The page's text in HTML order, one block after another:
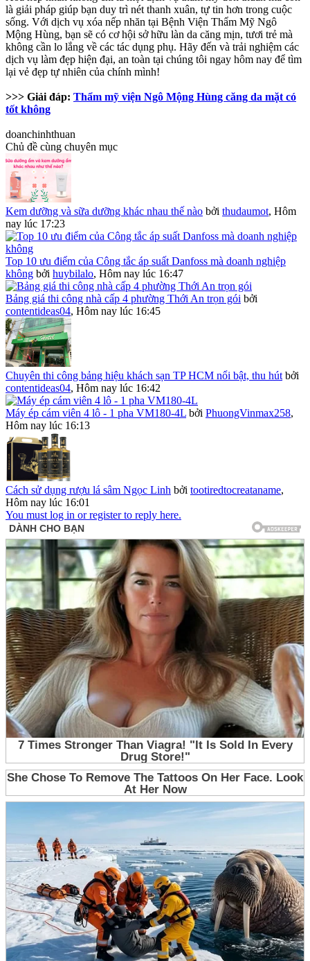
là giải pháp giúp bạn duy trì nét thanh xuân, tự tin hơn trong cuộc
sống. Với dịch vụ xóa nếp nhăn tại Bệnh Viện Thẩm Mỹ Ngô
Mộng Hùng, bạn sẽ có cơ hội sở hữu làn da căng mịn, tươi trẻ mà
không cần lo lắng về các tác dụng phụ. Hãy đến và trải nghiệm các
dịch vụ làm đẹp hiện đại, an toàn tại chúng tôi ngay hôm nay để tìm
lại vẻ đẹp tự nhiên của chính mình!
>>> Giải đáp: Thẩm mỹ viện Ngô Mộng Hùng căng da mặt có
tốt không
doanchinhthuan
Chủ đề cùng chuyên mục
Kem dưỡng và sữa dưỡng khác nhau thế nào bởi thudaumot, Hôm
nay lúc 17:23
Top 10 ưu điểm của Công tắc áp suất Danfoss mà doanh nghiệp
không bởi huybilalo, Hôm nay lúc 16:47
Bảng giá thi công nhà cấp 4 phường Thới An trọn gói bởi
contentideas04, Hôm nay lúc 16:45
Chuyên thi công bảng hiệu khách sạn TP HCM nổi bật, thu hút bởi
contentideas04, Hôm nay lúc 16:42
Máy ép cám viên 4 lô - 1 pha VM180-4L bởi PhuongVinmax258,
Hôm nay lúc 16:13
Cách sử dụng rượu lá sâm Ngọc Linh bởi tootiredtocreataname,
Hôm nay lúc 16:01
You must log in or register to reply here.